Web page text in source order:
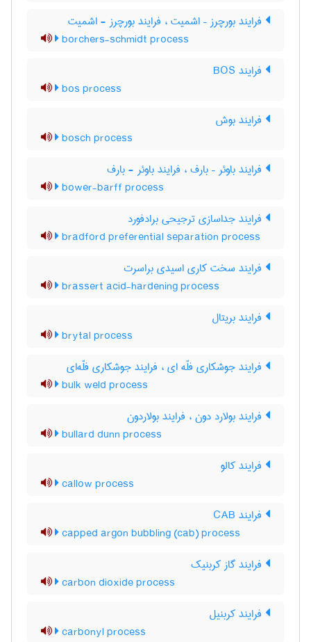
فرایند بورچرز – اشمیت ، فرایند بورچرز - اشمیت
borchers-schmidt process
فرایند BOS
bos process
فرایند بوش
bosch process
فرایند باوئر – بارف ، فرایند باوئر - بارف
bower-barff process
فرایند جداسازی ترجیحی برادفورد
bradford preferential separation process
فرایند سخت کاری اسیدی براسرت
brassert acid-hardening process
فرایند بریتال
brytal process
فرایند جوشکاری فلّه ای ، فرایند جوشکاری فلّه‌ای
bulk weld process
فرایند بولارد دون ، فرایند بولاردون
bullard dunn process
فرایند کالو
callow process
فرایند CAB
capped argon bubbling (cab) process
فرایند گاز کربنیک
carbon dioxide process
فرایند کربنیل
carbonyl process